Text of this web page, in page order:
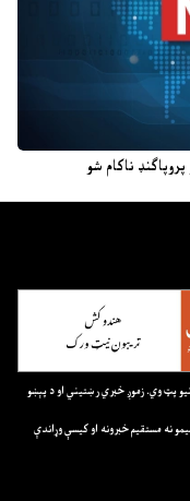
پټ وي. زموږ خبري رښتيني او د پېښو
نه مستقيم خبرونه او کيسې وړاندې